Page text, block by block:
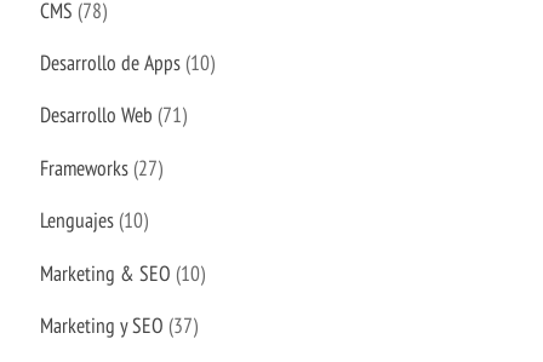
CMS (78)
Desarrollo de Apps (10)
Desarrollo Web (71)
Frameworks (27)
Lenguajes (10)
Marketing & SEO (10)
Marketing y SEO (37)